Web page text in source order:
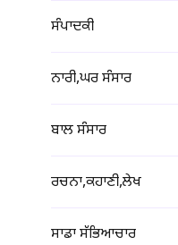
ਸੰਪਾਦਕੀ
ਨਾਰੀ,ਘਰ ਸੰਸਾਰ
ਬਾਲ ਸੰਸਾਰ
ਰਚਨਾ,ਕਹਾਣੀ,ਲੇਖ
ਸਾਡਾ ਸੱਭਿਆਚਾਰ